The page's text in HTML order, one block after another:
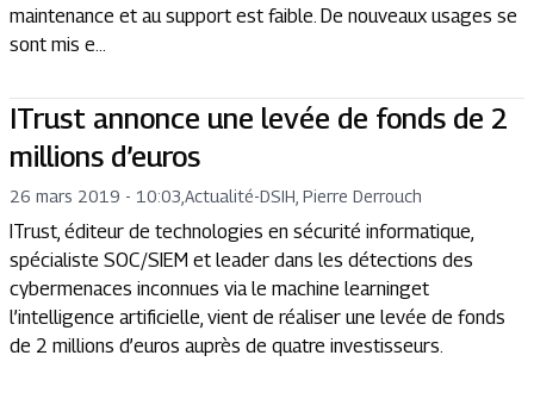
maintenance et au support est faible. De nouveaux usages se
sont mis e...
ITrust annonce une levée de fonds de 2
millions d’euros
26 mars 2019 - 10:03 Actualité-DSIH, Pierre Derrouch
ITrust, éditeur de technologies en sécurité informatique,
spécialiste SOC/SIEM et leader dans les détections des
cybermenaces inconnues via le machine learninget
l’intelligence artificielle, vient de réaliser une levée de fonds
de 2 millions d’euros auprès de quatre investisseurs.